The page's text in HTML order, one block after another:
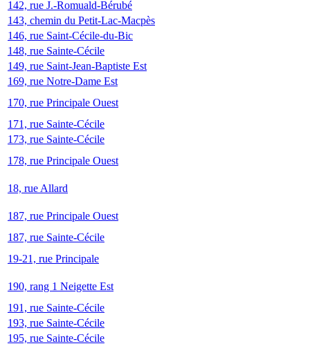
142, rue J.-Romuald-Bérubé
143, chemin du Petit-Lac-Macpès
146, rue Saint-Cécile-du-Bic
148, rue Sainte-Cécile
149, rue Saint-Jean-Baptiste Est
169, rue Notre-Dame Est
170, rue Principale Ouest
171, rue Sainte-Cécile
173, rue Sainte-Cécile
178, rue Principale Ouest
18, rue Allard
187, rue Principale Ouest
187, rue Sainte-Cécile
19-21, rue Principale
190, rang 1 Neigette Est
191, rue Sainte-Cécile
193, rue Sainte-Cécile
195, rue Sainte-Cécile